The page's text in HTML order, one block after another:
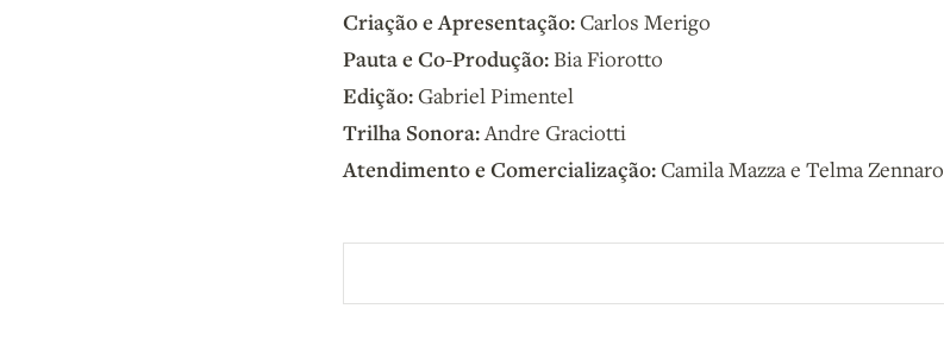
Criação e Apresentação: Carlos Merigo
Pauta e Co-Produção:Bia Fiorotto
Edição: Gabriel Pimentel
Trilha Sonora:Andre Graciotti
Atendimento e Comercialização: Camila Mazza e Telma Zennaro